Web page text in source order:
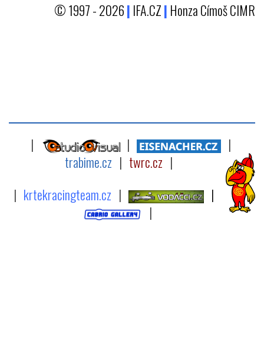
© 1997 - 2026| IFA.CZ| Honza Címoš CIMR
| |
|
trabime.cz | twrc.cz |
| krtekracingteam.cz |
|
|